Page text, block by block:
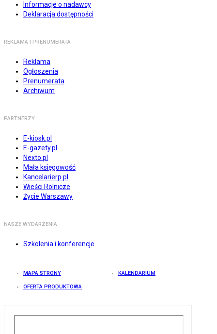
Informacje o nadawcy
Deklaracja dostępności
REKLAMA I PRENUMERATA
Reklama
Ogłoszenia
Prenumerata
Archiwum
PARTNERZY
E-kiosk.pl
E-gazety.pl
Nexto.pl
Mała księgowość
Kancelarierp.pl
Wieści Rolnicze
Życie Warszawy
NASZE WYDARZENIA
Szkolenia i konferencje
MAPA STRONY KALENDARIUM
OFERTA PRODUKTOWA